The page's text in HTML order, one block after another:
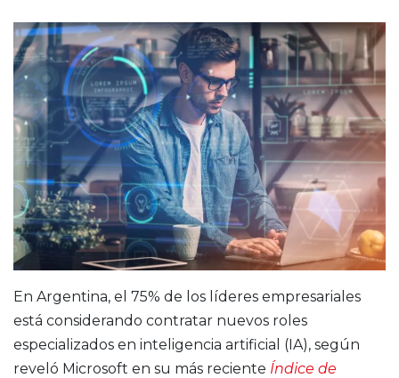
En Argentina, el 75% de los líderes empresariales
está considerando contratar nuevos roles
especializados en inteligencia artificial (IA), según
reveló Microsoft en su más reciente Índice de